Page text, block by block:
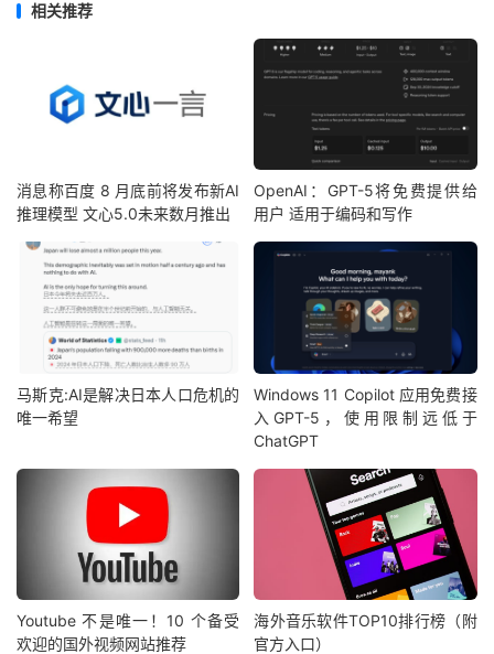
相关推荐
消息称百度 8 月底前将发布新AI
推理模型 文心5.0未来数月推出
OpenAI：GPT-5将免费提供给
用户 适用于编码和写作
马斯克:AI是解决日本人口危机的
唯一希望
Windows 11 Copilot 应用免费接
入GPT-5，使用限制远低于
ChatGPT
Youtube 不是唯一！10 个备受
欢迎的国外视频网站推荐
海外音乐软件TOP10排行榜（附
官方入口）